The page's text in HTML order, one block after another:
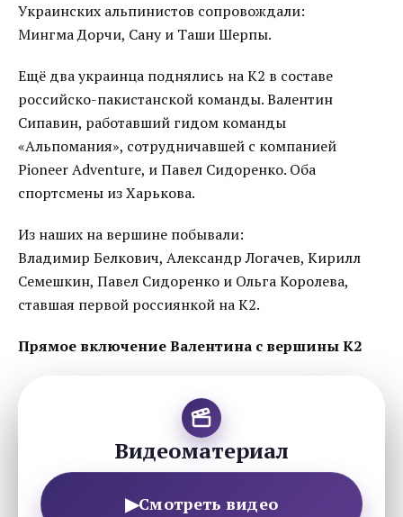
Украинских альпинистов сопровождали:
Мингма Дорчи, Сану и Таши Шерпы.
Ещё два украинца поднялись на К2 в составе
российско-пакистанской команды. Валентин
Сипавин, работавший гидом команды
«Альпомания», сотрудничавшей с компанией
Pioneer Adventure, и Павел Сидоренко. Оба
спортсмены из Харькова.
Из наших на вершине побывали:
Владимир Белкович, Александр Логачев, Кирилл
Семешкин, Павел Сидоренко и Ольга Королева,
ставшая первой россиянкой на К2.
Прямое включение Валентина с вершины К2
Видеоматериал
▶Смотреть видео